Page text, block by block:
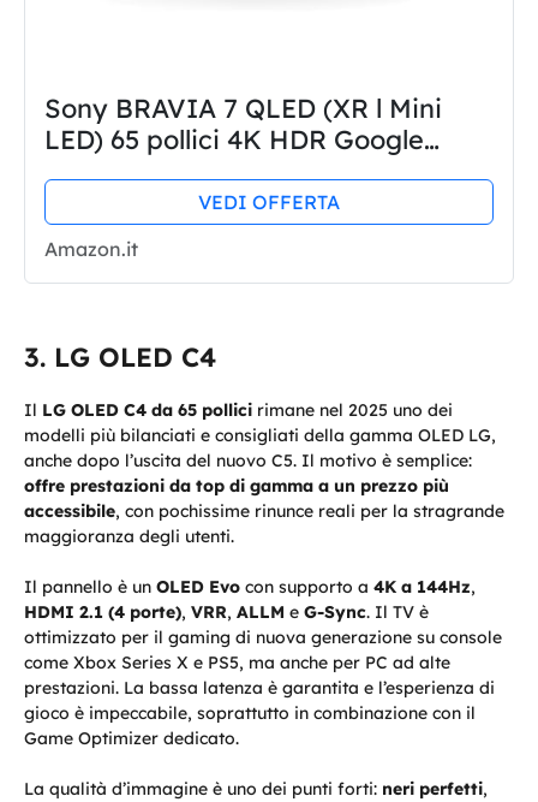
Sony BRAVIA 7 QLED (XR l Mini
LED) 65 pollici 4K HDR Google
Smart TV (2024) | Gaming menu
per PlayStation 5, IMAX Enhanced,
Dolby Vision Atmos, Chromecast,...
VEDI OFFERTA
Amazon.it
LG OLED C4
Il LG OLED C4 da 65 pollici rimane nel 2025 uno dei
modelli più bilanciati e consigliati della gamma OLED LG,
anche dopo l’uscita del nuovo C5. Il motivo è semplice:
offre prestazioni da top di gamma a un prezzo più
accessibile, con pochissime rinunce reali per la stragrande
maggioranza degli utenti.
Il pannello è un OLED Evo con supporto a 4K a 144Hz,
HDMI 2.1 (4 porte), VRR, ALLM e G-Sync. Il TV è
ottimizzato per il gaming di nuova generazione su console
come Xbox Series X e PS5, ma anche per PC ad alte
prestazioni. La bassa latenza è garantita e l’esperienza di
gioco è impeccabile, soprattutto in combinazione con il
Game Optimizer dedicato.
La qualità d’immagine è uno dei punti forti: neri perfetti,